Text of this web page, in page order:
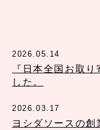
2026.05.14
『日本全国お取
した。
2026.03.17
ヨシダソースの